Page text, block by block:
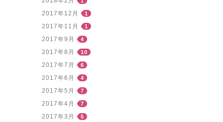
2017年12月 1
2017年11月 1
2017年9月 4
2017年8月 10
2017年7月 6
2017年6月 4
2017年5月 7
2017年4月 7
2017年3月 5